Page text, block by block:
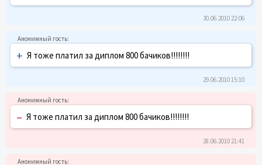
30.06.2010 22:06
+ Я тоже платил за диплом 800 бачиков!!!!!!!!
29.06.2010 15:10
– Я тоже платил за диплом 800 бачиков!!!!!!!!
28.06.2010 21:41